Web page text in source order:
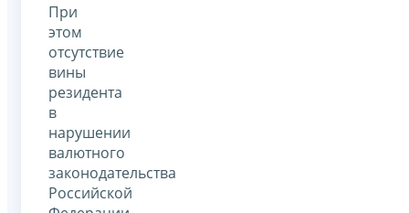
При
этом
отсутствие
вины
резидента
в
нарушении
валютного
законодательства
Российской